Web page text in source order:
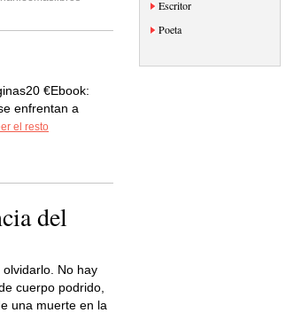
€Ebook:
enfrentan a
el resto
del
No hay
cuerpo podrido,
una muerte en la
Escritor
Poeta